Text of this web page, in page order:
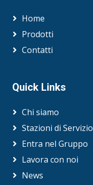
Home
Prodotti
Contatti
Quick Links
Chi siamo
Stazioni di Servizio
Entra nel Gruppo
Lavora con noi
News